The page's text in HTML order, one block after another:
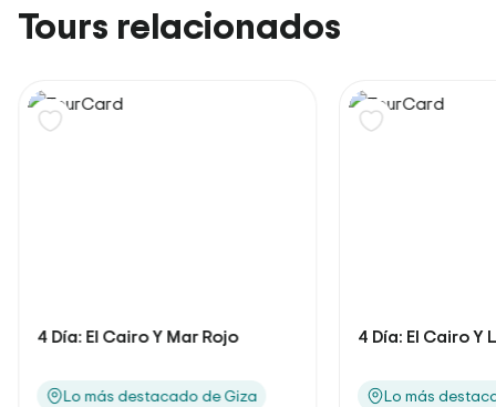
Tours relacionados
4 Día: El Cairo Y Luxor En Vuelo
Lo más destacado de Asuán
4 días:
Destacos de